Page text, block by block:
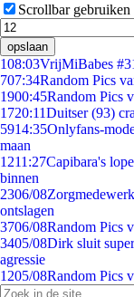
Scrollbar gebruiken
opslaan
108:03VrijMiBabes
707:34Random Pics
1900:45Random Pics
1720:11Duitser (93)
5914:35Onlyfans-
maan
1211:27Capibara's
binnen
2306/08
ontslagen
3706/08Random Pics
3405/08Dirk sluit
agressie
1205/08Random Pics